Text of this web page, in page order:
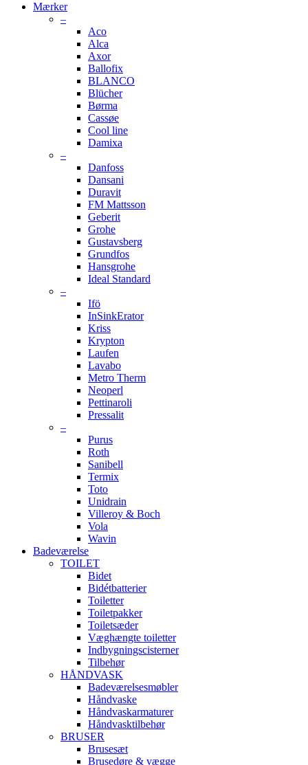
Mærker
–
Aco
Alca
Axor
Ballofix
BLANCO
Blücher
Børma
Cassøe
Cool line
Damixa
–
Danfoss
Dansani
Duravit
FM Mattsson
Geberit
Grohe
Gustavsberg
Grundfos
Hansgrohe
Ideal Standard
–
Ifö
InSinkErator
Kriss
Krypton
Laufen
Lavabo
Metro Therm
Neoperl
Pettinaroli
Pressalit
–
Purus
Roth
Sanibell
Termix
Toto
Unidrain
Villeroy & Boch
Vola
Wavin
Badeværelse
TOILET
Bidet
Bidétbatterier
Toiletter
Toiletpakker
Toiletsæder
Væghængte toiletter
Indbygningscisterner
Tilbehør
HÅNDVASK
Badeværelsesmøbler
Håndvaske
Håndvaskarmaturer
Håndvasktilbehør
BRUSER
Brusesæt
Brusedøre & vægge